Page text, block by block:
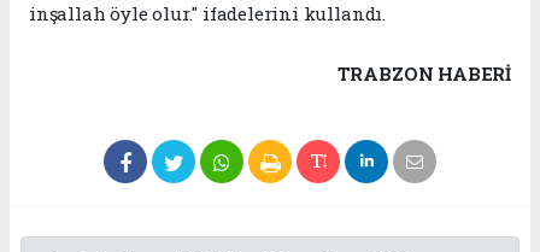
inşallah öyle olur." ifadelerini kullandı.
TRABZON HABERİ